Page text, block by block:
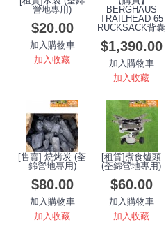
營地專用)
$20.00
加入購物車
加入收藏
BERGHAUS
TRAILHEAD 65
RUCKSACK背囊
$1,390.00
加入購物車
加入收藏
[售賣] 燒烤炭 (荃
錦營地專用)
$80.00
加入購物車
加入收藏
[租賃]煮食爐頭
(荃錦營地專用)
$60.00
加入購物車
加入收藏